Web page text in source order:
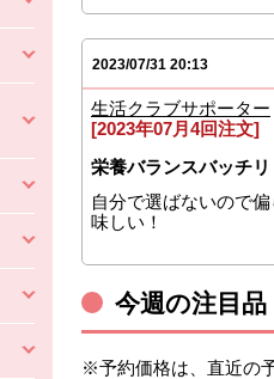
2023/07/31 20:13
生活クラブサポーター
[2023年07月4回注文]
栄養バランスバッチリ
自分で選ばないので
味しい！
今週の注目品
※予約価格は、直近の